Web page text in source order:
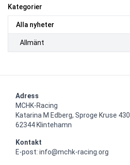
Kategorier
Alla nyheter
Allmänt
Adress
MCHK-Racing
Katarina M Edberg, Sproge Kruse 430
62344 Klintehamn
Kontakt
E-post: info@mchk-racing.org